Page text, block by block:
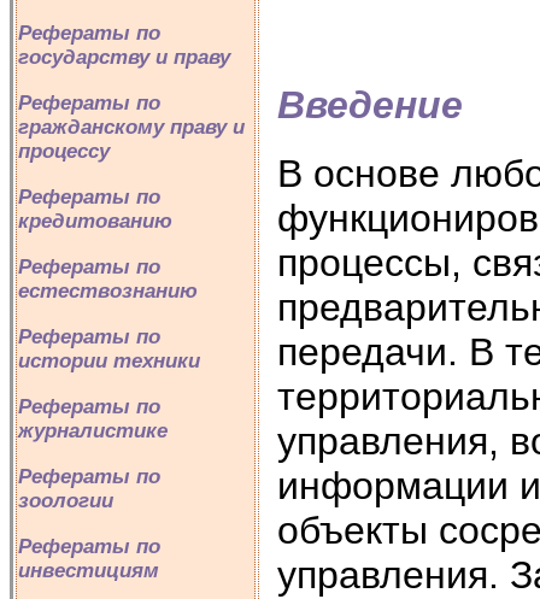
Рефераты по
государству и праву
Рефераты по
гражданскому праву и
процессу
Рефераты по
кредитованию
Рефераты по
естествознанию
Рефераты по
истории техники
Рефераты по
журналистике
Рефераты по
зоологии
Рефераты по
инвестициям
Введение
В основе
процессы,
передачи. В
управления,
информации
объекты
управления.